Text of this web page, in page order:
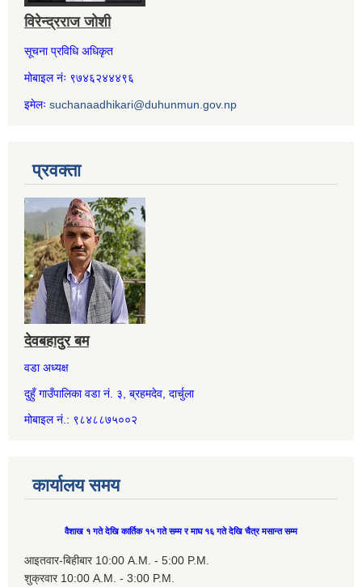
विरेन्द्रराज जोशी
सूचना प्रविधि अधिकृत
मोबाइल नंः ९७४६२४४४९६
इमेलः suchanaadhikari@duhunmun.gov.np
प्रवक्ता
देवबहादुर बम
वडा अध्यक्ष
दुहुँ गाउँपालिका वडा नं. ३, ब्रहमदेव, दार्चुला
मोबाइल नं.: ९८४८८७५००२
कार्यालय समय
वैशाख १ गते देखि कार्तिक १५ गते सम्म र माघ १६ गते देखि चैत्र मसान्त सम्म
आइतवार-बिहीबार 10:00 A.M. - 5:00 P.M.
शुक्रवार 10:00 A.M. - 3:00 P.M.